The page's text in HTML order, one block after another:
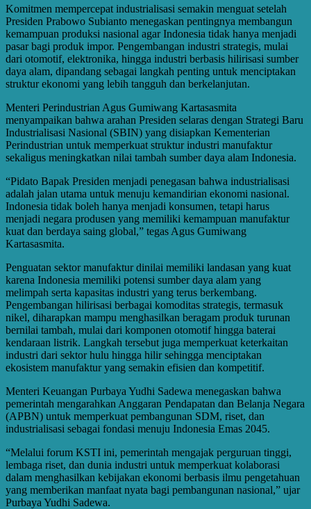
Komitmen mempercepat industrialisasi semakin menguat setelah
Presiden Prabowo Subianto menegaskan pentingnya membangun
kemampuan produksi nasional agar Indonesia tidak hanya menjadi
pasar bagi produk impor. Pengembangan industri strategis, mulai
dari otomotif, elektronika, hingga industri berbasis hilirisasi sumber
daya alam, dipandang sebagai langkah penting untuk menciptakan
struktur ekonomi yang lebih tangguh dan berkelanjutan.
Menteri Perindustrian Agus Gumiwang Kartasasmita
menyampaikan bahwa arahan Presiden selaras dengan Strategi Baru
Industrialisasi Nasional (SBIN) yang disiapkan Kementerian
Perindustrian untuk memperkuat struktur industri manufaktur
sekaligus meningkatkan nilai tambah sumber daya alam Indonesia.
“Pidato Bapak Presiden menjadi penegasan bahwa industrialisasi
adalah jalan utama untuk menuju kemandirian ekonomi nasional.
Indonesia tidak boleh hanya menjadi konsumen, tetapi harus
menjadi negara produsen yang memiliki kemampuan manufaktur
kuat dan berdaya saing global,” tegas Agus Gumiwang
Kartasasmita.
Penguatan sektor manufaktur dinilai memiliki landasan yang kuat
karena Indonesia memiliki potensi sumber daya alam yang
melimpah serta kapasitas industri yang terus berkembang.
Pengembangan hilirisasi berbagai komoditas strategis, termasuk
nikel, diharapkan mampu menghasilkan beragam produk turunan
bernilai tambah, mulai dari komponen otomotif hingga baterai
kendaraan listrik. Langkah tersebut juga memperkuat keterkaitan
industri dari sektor hulu hingga hilir sehingga menciptakan
ekosistem manufaktur yang semakin efisien dan kompetitif.
Menteri Keuangan Purbaya Yudhi Sadewa menegaskan bahwa
pemerintah mengarahkan Anggaran Pendapatan dan Belanja Negara
(APBN) untuk memperkuat pembangunan SDM, riset, dan
industrialisasi sebagai fondasi menuju Indonesia Emas 2045.
“Melalui forum KSTI ini, pemerintah mengajak perguruan tinggi,
lembaga riset, dan dunia industri untuk memperkuat kolaborasi
dalam menghasilkan kebijakan ekonomi berbasis ilmu pengetahuan
yang memberikan manfaat nyata bagi pembangunan nasional,” ujar
Purbaya Yudhi Sadewa.